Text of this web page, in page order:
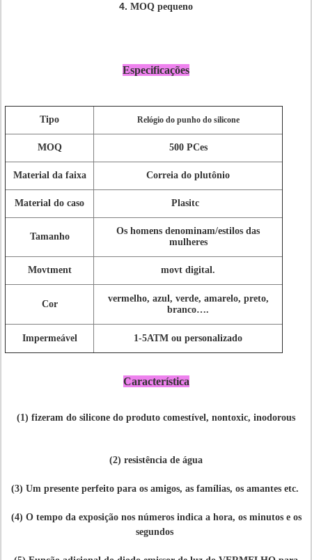
4. MOQ pequeno
Especificações
Tipo Relógio do punho do silicone
MOQ 500 PCes
Material da faixa Correia do plutônio
Material do caso Plasitc
Tamanho
Os homens denominam/estilos das
mulheres
Movtment movt digital.
Cor
vermelho, azul, verde, amarelo, preto,
branco….
Impermeável 1-5ATM ou personalizado
Característica
(1) fizeram do silicone do produto comestível, nontoxic, inodorous
(2) resistência de água
(3) Um presente perfeito para os amigos, as famílias, os amantes etc.
(4) O tempo da exposição nos números indica a hora, os minutos e os
segundos